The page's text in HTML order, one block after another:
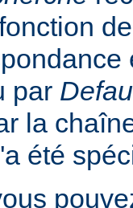
par
la
été